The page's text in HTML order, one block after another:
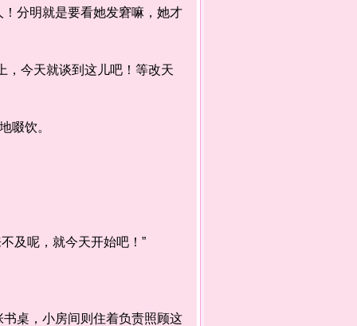
明就是要看她发窘嘛，她才
今天就谈到这儿吧！等改天
啜饮。
及呢，就今天开始吧！”
桌，小房间则住着负责照顾这